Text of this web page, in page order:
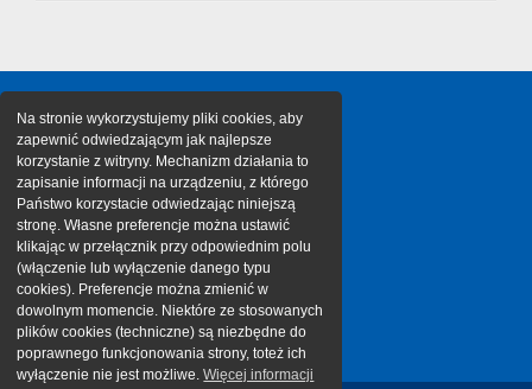
Na stronie wykorzystujemy pliki cookies, aby
zapewnić odwiedzającym jak najlepsze
korzystanie z witryny. Mechanizm działania to
zapisanie informacji na urządzeniu, z którego
Państwo korzystacie odwiedzając niniejszą
stronę. Własne preferencje można ustawić
klikając w przełącznik przy odpowiednim polu
(włączenie lub wyłączenie danego typu
cookies). Preferencje można zmienić w
dowolnym momencie. Niektóre ze stosowanych
plików cookies (techniczne) są niezbędne do
poprawnego funkcjonowania strony, toteż ich
wyłączenie nie jest możliwe.Więcej informacji